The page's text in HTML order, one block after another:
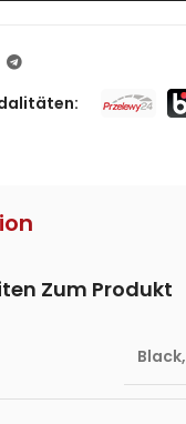
Zum Produkt
Black,